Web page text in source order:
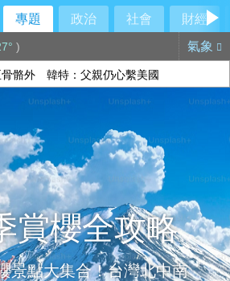
專題 政治 社會
財經
) 氣象
骨骼外 韓特：父親仍心繫美國
哥倫比亞一家3名女性罹難
賞櫻全攻略
景點大集合！台灣北中南